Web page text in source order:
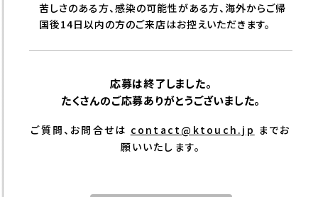
苦しさのある方、感染の可能性がある方、海外からご帰
国後14日以内の方のご来店はお控えいただきます。
応募は終了しました。
たくさんのご応募ありがとうございました。
ご質問、お問合せは contact@ktouch.jp までお
願いいたします。